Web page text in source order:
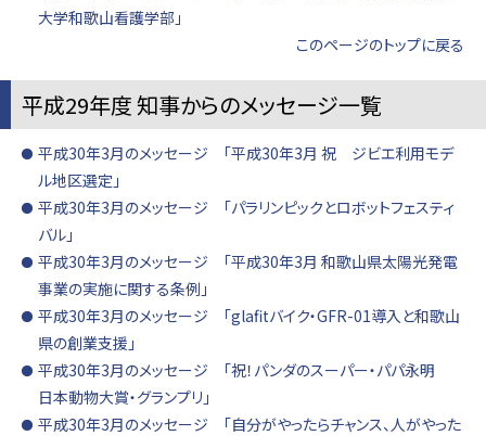
大学和歌山看護学部」
このページのトップに戻る
平成29年度 知事からのメッセージ一覧
平成30年3月のメッセージ 「平成30年3月 祝 ジビエ利用モデ
ル地区選定」
平成30年3月のメッセージ 「パラリンピックとロボットフェスティ
バル」
平成30年3月のメッセージ 「平成30年3月 和歌山県太陽光発電
事業の実施に関する条例」
平成30年3月のメッセージ 「glafitバイク・GFR-01導入と和歌山
県の創業支援」
平成30年3月のメッセージ 「祝！パンダのスーパー・パパ永明
日本動物大賞・グランプリ」
平成30年3月のメッセージ 「自分がやったらチャンス、人がやった